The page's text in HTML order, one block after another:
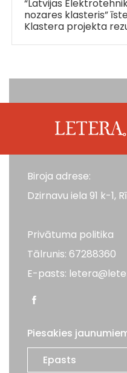
“Latvijas
nozares klasteris”
Klastera projekta
Biroja adrese:
Dzirnavu iela 91 k-1,
Privātuma politika
Tālrunis: 67288360
E-pasts:
Piesakies